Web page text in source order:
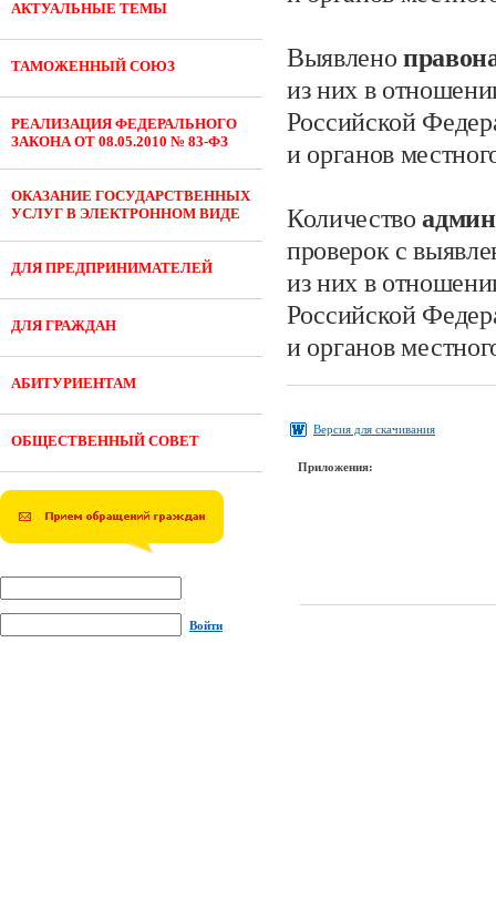
АКТУАЛЬНЫЕ ТЕМЫ
ТАМОЖЕННЫЙ СОЮЗ
РЕАЛИЗАЦИЯ ФЕДЕРАЛЬНОГО
ЗАКОНА ОТ 08.05.2010 № 83-ФЗ
ОКАЗАНИЕ ГОСУДАРСТВЕННЫХ
УСЛУГ В ЭЛЕКТРОННОМ ВИДЕ
ДЛЯ ПРЕДПРИНИМАТЕЛЕЙ
ДЛЯ ГРАЖДАН
АБИТУРИЕНТАМ
ОБЩЕСТВЕННЫЙ СОВЕТ
Войти
Выявлено
из них в
Российской
и органов
Количество
проверок с
из них в
Российской
и органов
Версия для скачивания
Приложения: